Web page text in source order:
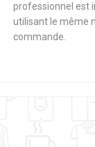
professionnel est
utilisant le même
commande.